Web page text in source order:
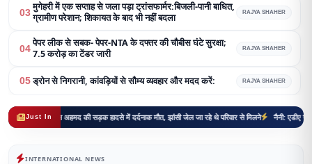
03मुगेहरी में एक सप्ताह से जला पड़ा ट्रांसफार्मर:बिजली-पानी बाधित,
ग्रामीण परेशान; शिकायत के बाद भी नहीं बदला
RAJYA SHAHER
04पेपर लीक से सबक- पेपर-NTA के दफ्तर की चौबीस घंटे सुरक्षा;
7.5 करोड़ का टेंडर जारी
RAJYA SHAHER
05ड्रोन से निगरानी, कांवड़ियों से सौम्य व्यवहार और मदद करें: RAJYA SHAHER
Just In
अहमद की सड़क हादसे में दर्दनाक मौत, झांसी जेल जा रहे थे परिवार से मिलने नैनी: एडीए चौकी प्रभारी
INTERNATIONAL NEWS